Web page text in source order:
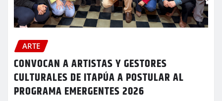
ARTE
CONVOCAN A ARTISTAS Y GESTORES
CULTURALES DE ITAPÚA A POSTULAR AL
PROGRAMA EMERGENTES 2026